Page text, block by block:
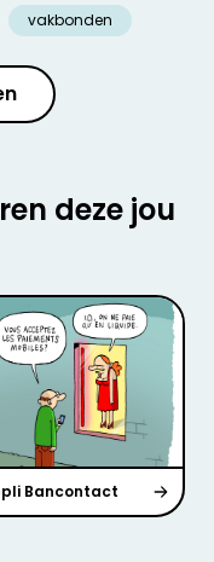
vakbonden
deze jou
Bancontact